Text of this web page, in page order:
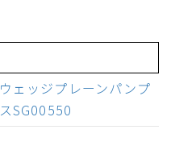
ウェッジプレーンパンプ
スSG00550